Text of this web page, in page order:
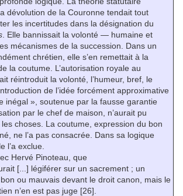
dévolution de la Couronne tendait tout
les incertitudes dans la désignation du
. Elle bannissait la volonté — humaine et
mécanismes de la succession. Dans un
chrétien, elle s’en remettait à la
la coutume. L’autorisation royale au
réintroduit la volonté, l’humeur, bref, le
de l’idée forcément approximative
inégal », soutenue par la fausse garantie
par le chef de maison, n’aurait pu
les choses. La coutume, expression du bon
ne l’a pas consacrée. Dans sa logique
l’a exclue.
Hervé Pinoteau, que
[...] légiférer sur un sacrement ; un
ou mauvais devant le droit canon, mais le
n’en est pas juge [26]